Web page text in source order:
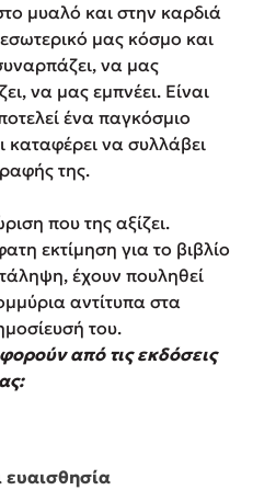
μυαλό και στην καρδιά
μας κόσμο και
να μας
να μας εμπνέει. Είναι
ένα παγκόσμιο
καταφέρει να συλλάβει
της.
που της αξίζει.
εκτίμηση για το βιβλίο
έχουν πουληθεί
αντίτυπα στα
του.
από τις εκδόσεις
ευαισθησία